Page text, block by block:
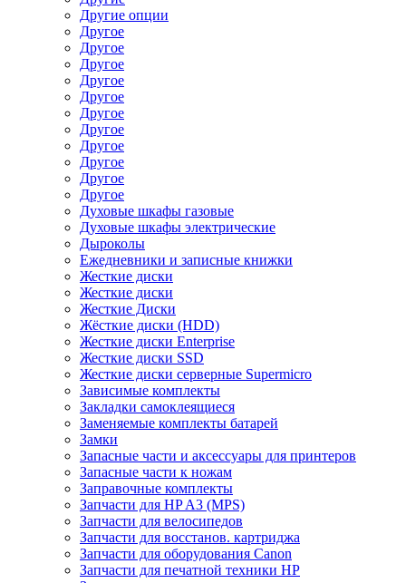
Другие опции
Другое
Другое
Другое
Другое
Другое
Другое
Другое
Другое
Другое
Другое
Другое
Духовые шкафы газовые
Духовые шкафы электрические
Дыроколы
Ежедневники и записные книжки
Жесткие диски
Жесткие диски
Жесткие Диски
Жёсткие диски (HDD)
Жесткие диски Enterprise
Жесткие диски SSD
Жесткие диски серверные Supermicro
Зависимые комплекты
Закладки самоклеящиеся
Заменяемые комплекты батарей
Замки
Запасные части и аксессуары для принтеров
Запасные части к ножам
Заправочные комплекты
Запчасти для HP A3 (MPS)
Запчасти для велосипедов
Запчасти для восстанов. картриджа
Запчасти для оборудования Canon
Запчасти для печатной техники HP